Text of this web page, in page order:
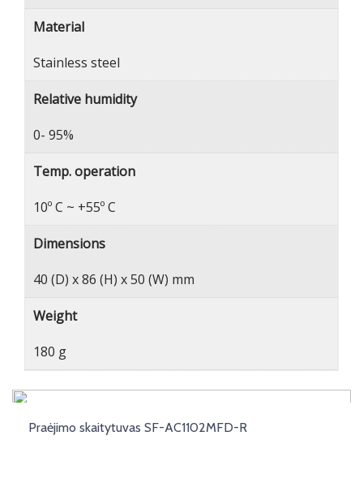
Material
Stainless steel
Relative humidity
0- 95%
Temp. operation
10º C ~ +55º C
Dimensions
40 (D) x 86 (H) x 50 (W) mm
Weight
180 g
Praėjimo skaitytuvas SF-AC1102MFD-R